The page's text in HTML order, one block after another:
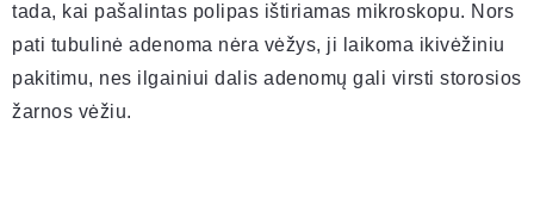
tada, kai pašalintas polipas ištiriamas mikroskopu. Nors
pati tubulinė adenoma nėra vėžys, ji laikoma ikivėžiniu
pakitimu, nes ilgainiui dalis adenomų gali virsti storosios
žarnos vėžiu.